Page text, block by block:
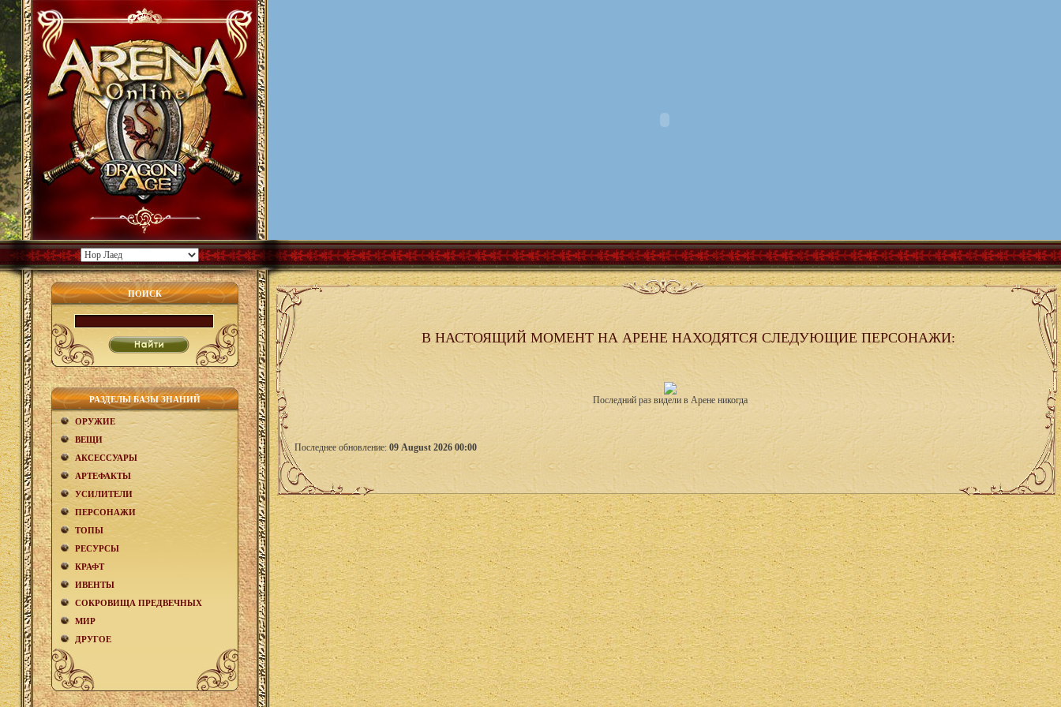
ПОИСК
РАЗДЕЛЫ БАЗЫ ЗНАНИЙ
ОРУЖИЕ
ВЕЩИ
АКCЕСCУАРЫ
АРТЕФАКТЫ
УСИЛИТЕЛИ
ПЕРСОНАЖИ
ТОПЫ
РЕСУРСЫ
КРАФТ
ИВЕНТЫ
СОКРОВИЩА ПРЕДВЕЧНЫХ
МИР
ДРУГОЕ
В НАСТОЯЩИЙ МОМЕНТ НА АРЕНЕ НАХОДЯТСЯ СЛЕДУЮЩИЕ ПЕРСОНАЖИ:
Последний раз видели в Арене никогда
Последнее обновление: 09 August 2026 00:00